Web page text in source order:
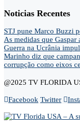
Noticias Recentes
STJ pune Marco Buzzi
As medidas que
Guerra na Ucrânia
Marinho diz que
corrupção como eixos
@2025 TV FLORIDA
Facebook Twitter